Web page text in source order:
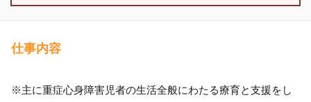
仕事内容
※主に重症心身障害児者の生活全般にわたる療育と支援をし